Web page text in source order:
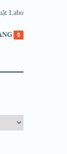
Labo
0